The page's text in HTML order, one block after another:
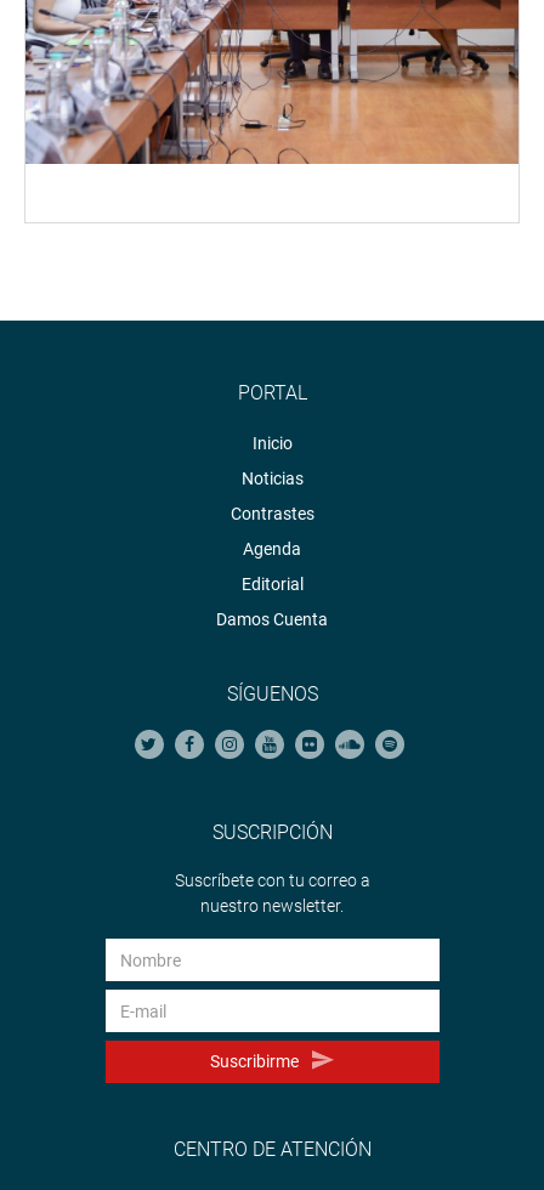
PORTAL
Inicio
Noticias
Contrastes
Agenda
Editorial
Damos Cuenta
SÍGUENOS
SUSCRIPCIÓN
Suscríbete con tu correo a
nuestro newsletter.
Suscribirme
CENTRO DE ATENCIÓN